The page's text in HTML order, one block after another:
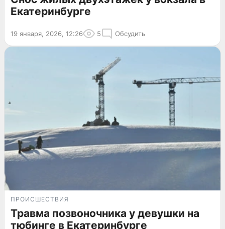
Екатеринбурге
19 января, 2026, 12:26 5 Обсудить
ПРОИСШЕСТВИЯ
Травма позвоночника у девушки на
тюбинге в Екатеринбурге